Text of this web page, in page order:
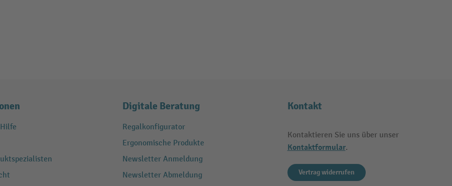
Digitale Beratung
Regalkonfigurator
Ergonomische Produkte
Newsletter Anmeldung
Newsletter Abmeldung
Kontakt
Kontaktieren Sie uns über unser
Kontaktformular.
Vertrag widerrufen